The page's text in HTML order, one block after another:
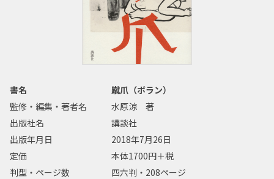
書名
蹴爪（ボラン）
監修・編集・著者名
水原涼 著
出版社名
講談社
出版年月日
2018年7月26日
定価
本体1700円＋税
判型・ページ数
四六判・208ページ